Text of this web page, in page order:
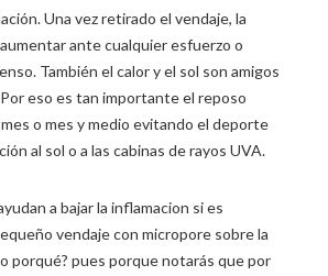
Una vez retirado el vendaje, la
ante cualquier esfuerzo o
También el calor y el sol son amigos
eso es tan importante el reposo
o mes y medio evitando el deporte
al sol o a las cabinas de rayos UVA.
a bajar la inflamacion si es
vendaje con micropore sobre la
porqué? pues porque notarás que por